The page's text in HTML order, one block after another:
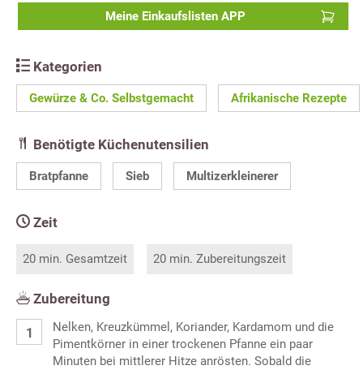
Meine Einkaufslisten APP
Kategorien
Gewürze & Co. Selbstgemacht Afrikanische Rezepte
Benötigte Küchenutensilien
Bratpfanne Sieb Multizerkleinerer
Zeit
20 min. Gesamtzeit 20 min. Zubereitungszeit
Zubereitung
Nelken, Kreuzkümmel, Koriander, Kardamom und die
Pimentkörner in einer trockenen Pfanne ein paar
Minuten bei mittlerer Hitze anrösten. Sobald die